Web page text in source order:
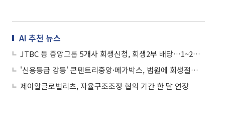
AI 추천 뉴스
JTBC 등 중앙그룹 5개사 회생신청, 회생2부 배당…1~2주 내 대표자 심문
'신용등급 강등' 콘텐트리중앙·메가박스, 법원에 회생절차 개시 신청
제이알글로벌리츠, 자율구조조정 협의 기간 한 달 연장